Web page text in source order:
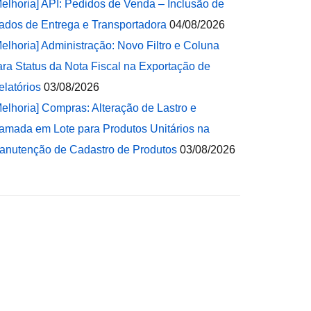
API: Pedidos de Venda – Inclusão de
de Entrega e Transportadora 04/08/2026
Administração: Novo Filtro e Coluna
Status da Nota Fiscal na Exportação de
03/08/2026
Compras: Alteração de Lastro e
em Lote para Produtos Unitários na
de Cadastro de Produtos 03/08/2026